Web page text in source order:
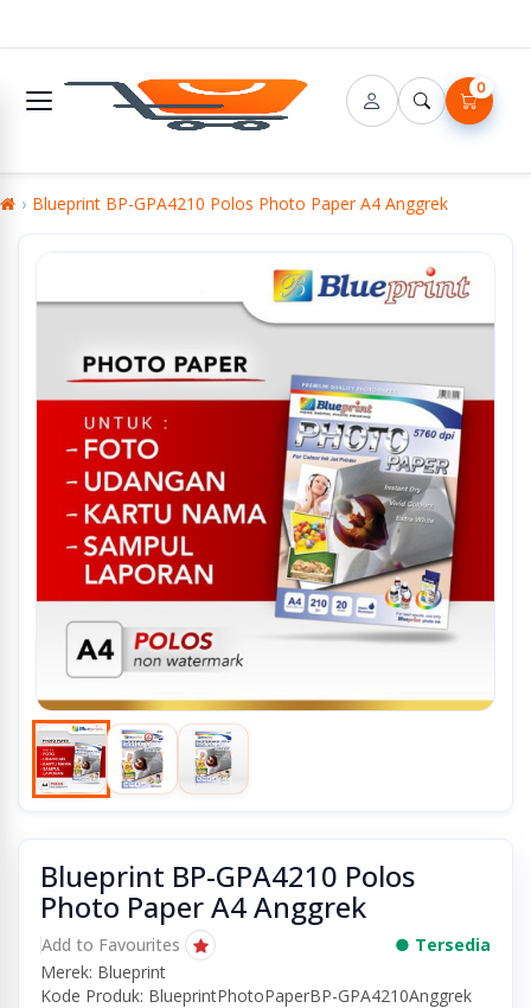
0
Blueprint BP-GPA4210 Polos Photo Paper A4 Anggrek
Blueprint BP-GPA4210 Polos
Photo Paper A4 Anggrek
Add to Favourites
● Tersedia
Merek: Blueprint
Kode Produk: BlueprintPhotoPaperBP-GPA4210Anggrek